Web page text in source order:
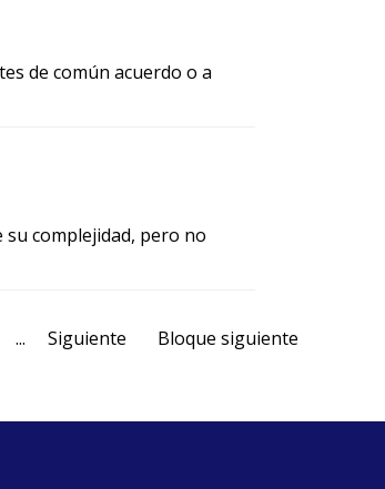
de común acuerdo o a
su complejidad, pero no
... Siguiente Bloque siguiente